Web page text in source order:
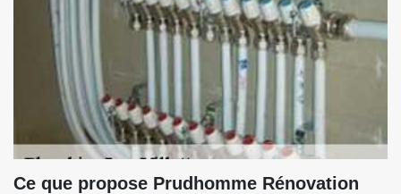
Ce que propose Prudhomme Rénovation